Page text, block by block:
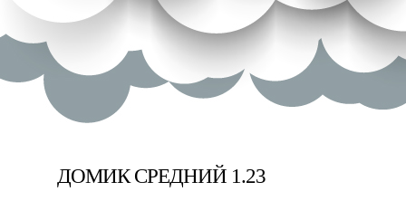
ДОМИК СРЕДНИЙ 1.23